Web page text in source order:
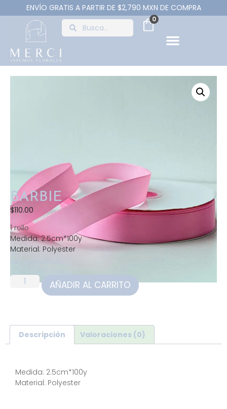
ENVÍO GRATIS A PARTIR DE $2,790 MXN DE COMPRA
0
BARBIE
$110.00
1 rollo
Medida: 2.5cm*100y
Material: Polyester
Hay existencias
AÑADIR AL CARRITO
Descripción Valoraciones (0)
Medida: 2.5cm*100y
Material: Polyester